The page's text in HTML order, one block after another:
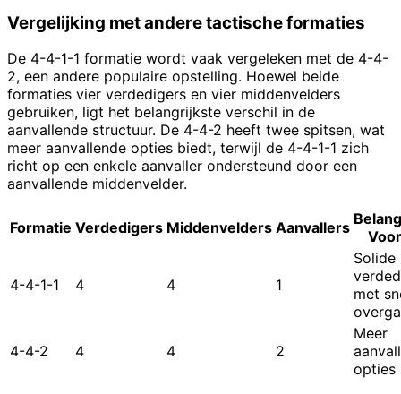
Vergelijking met andere tactische formaties
De 4-4-1-1 formatie wordt vaak vergeleken met de 4-4-
2, een andere populaire opstelling. Hoewel beide
formaties vier verdedigers en vier middenvelders
gebruiken, ligt het belangrijkste verschil in de
aanvallende structuur. De 4-4-2 heeft twee spitsen, wat
meer aanvallende opties biedt, terwijl de 4-4-1-1 zich
richt op een enkele aanvaller ondersteund door een
aanvallende middenvelder.
Formatie Verdedigers Middenvelders Aanvallers
4-4-1-1 4 4 1
Solide
met
4-4-2 4 4 2
Meer
opties